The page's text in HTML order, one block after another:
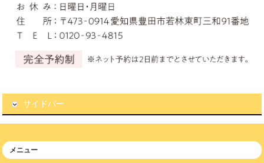
サイドバー
メニュー